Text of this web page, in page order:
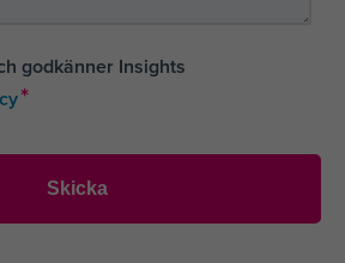
godkänner Insights
*